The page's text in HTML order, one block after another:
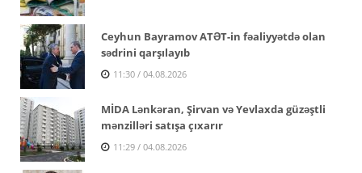
Ceyhun Bayramov ATƏT-in fəaliyyətdə olan
sədrini qarşılayıb
11:30 / 04.08.2026
MİDA Lənkəran, Şirvan və Yevlaxda güzəştli
mənzilləri satışa çıxarır
11:29 / 04.08.2026